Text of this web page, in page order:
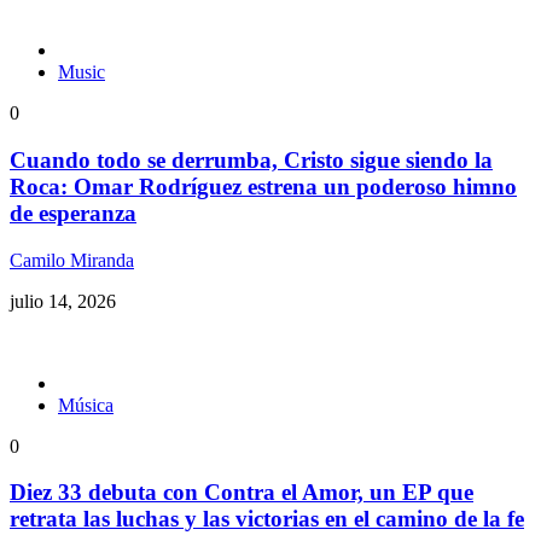
Music
0
Cuando todo se derrumba, Cristo sigue siendo la
Roca: Omar Rodríguez estrena un poderoso himno
de esperanza
Camilo Miranda
julio 14, 2026
Música
0
Diez 33 debuta con Contra el Amor, un EP que
retrata las luchas y las victorias en el camino de la fe